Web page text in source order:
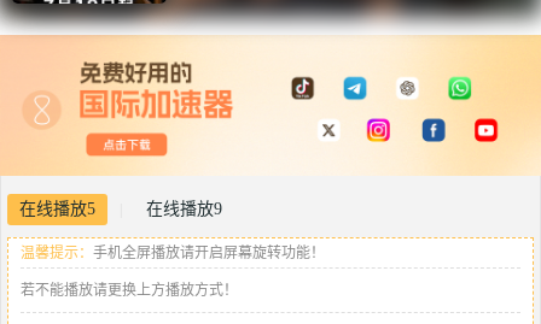
在线播放5 在线播放9
温馨提示： 手机全屏播放请开启屏幕旋转功能！
若不能播放请更换上方播放方式！